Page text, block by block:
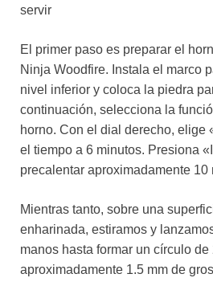
servir
El primer paso es preparar el
Ninja Woodfire. Instala el marco
nivel inferior y coloca la piedra
continuación, selecciona la
horno. Con el dial derecho, elige
el tiempo a 6 minutos. Presiona
precalentar aproximadamente 10
Mientras tanto, sobre una
enharinada, estiramos y
manos hasta formar un círculo
aproximadamente 1.5 mm de